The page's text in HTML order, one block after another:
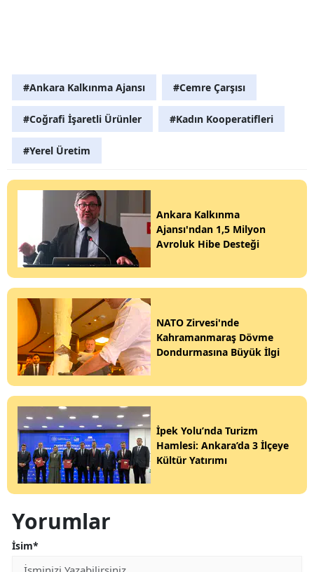
#Ankara Kalkınma Ajansı #Cemre Çarşısı
#Coğrafi İşaretli Ürünler #Kadın Kooperatifleri
#Yerel Üretim
Ankara Kalkınma
Ajansı'ndan 1,5 Milyon
Avroluk Hibe Desteği
NATO Zirvesi'nde
Kahramanmaraş Dövme
Dondurmasına Büyük İlgi
İpek Yolu’nda Turizm
Hamlesi: Ankara’da 3 İlçeye
Kültür Yatırımı
Yorumlar
İsim*